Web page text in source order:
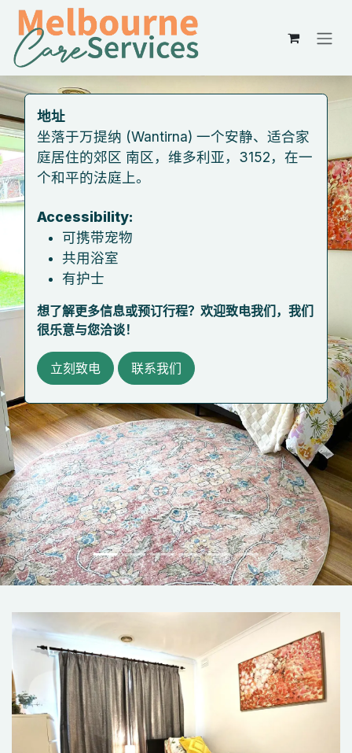
跳至内容
地址
坐落于万提纳 (Wantirna) 一个安静、适合家
庭居住的郊区 南区，维多利亚，3152，在一
个和平的法庭上。
​Accessibility:
可携带宠物
共用浴室
有护士
想了解更多信息或预订行程？欢迎致电我们，我们
很乐意与您洽谈！
立刻致电 联系我们
Previous Next